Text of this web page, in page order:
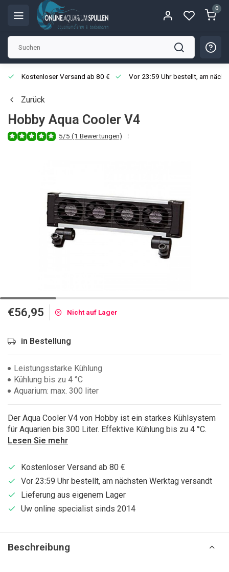
0
Kostenloser Versand ab 80 € Vor 23:59 Uhr bestellt, am
Zurück
Hobby Aqua Cooler V4
5/5 (1 Bewertungen)
€56,95 Nicht auf Lager
in Bestellung
Leistungsstarke Kühlung
Kühlung bis zu 4 °C
Aquarium: max. 300 liter
Der Aqua Cooler V4 von Hobby ist ein starkes Kühlsystem
für Aquarien bis 300 Liter. Effektive Kühlung bis zu 4 °C.
Lesen Sie mehr
Kostenloser Versand ab 80 €
Vor 23:59 Uhr bestellt, am nächsten Werktag versandt
Lieferung aus eigenem Lager
Uw online specialist sinds 2014
Beschreibung